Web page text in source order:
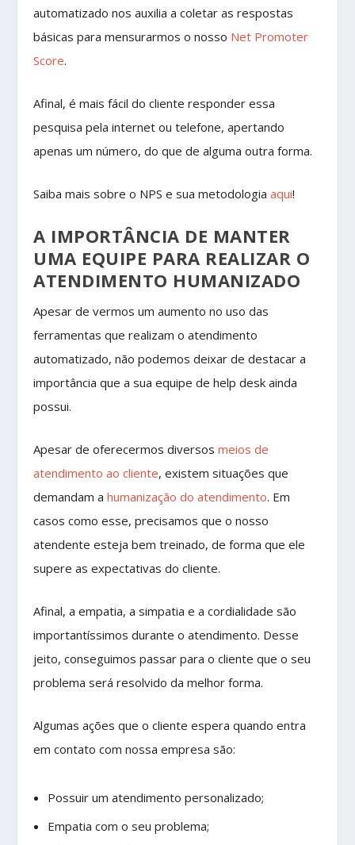
automatizado nos auxilia a coletar as respostas
básicas para mensurarmos o nosso Net Promoter
Score.
Afinal, é mais fácil do cliente responder essa
pesquisa pela internet ou telefone, apertando
apenas um número, do que de alguma outra forma.
Saiba mais sobre o NPS e sua metodologiaaqui!
A IMPORTÂNCIA DE MANTER
UMA EQUIPE PARA REALIZAR O
ATENDIMENTO HUMANIZADO
Apesar de vermos um aumento no uso das
ferramentas que realizam o atendimento
automatizado, não podemos deixar de destacar a
importância que a sua equipe de help desk ainda
possui.
Apesar de oferecermos diversosmeios de
atendimento ao cliente, existem situações que
demandam ahumanização do atendimento. Em
casos como esse, precisamos que o nosso
atendente esteja bem treinado, de forma que ele
supere as expectativas do cliente.
Afinal, a empatia, a simpatia e a cordialidade são
importantíssimos durante o atendimento. Desse
jeito, conseguimos passar para o cliente que o seu
problema será resolvido da melhor forma.
Algumas ações que o cliente espera quando entra
em contato com nossa empresa são:
Possuir um atendimento personalizado;
Empatia com o seu problema;